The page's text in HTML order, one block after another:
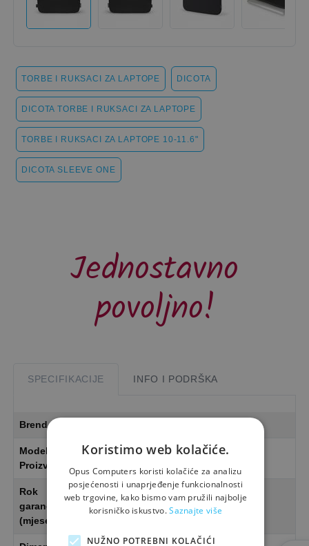
TORBE I RUKSACI ZA LAPTOPE DICOTA
DICOTA TORBE I RUKSACI ZA LAPTOPE
TORBE I RUKSACI ZA LAPTOPE 10-11.6"
DICOTA SLEEVE ONE
Jednostavno
povoljno!
SPECIFIKACIJE INFO I PODRŠKA
Brend
Model
Proizvoda
Sleeve ONE 10-11.6"
Rok
garancije
(mjeseci)
Koristimo web kolačiće.
Opus Computers koristi kolačiće za analizu
posjećenosti i unaprjeđenje funkcionalnosti
web trgovine, kako bismo vam pružili najbolje
korisničko iskustvo.Saznajte više
NUŽNO POTREBNI KOLAČIĆI